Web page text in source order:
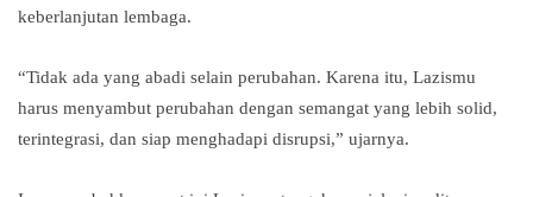
keberlanjutan lembaga.
“Tidak ada yang abadi selain perubahan. Karena itu, Lazismu
harus menyambut perubahan dengan semangat yang lebih solid,
terintegrasi, dan siap menghadapi disrupsi,” ujarnya.